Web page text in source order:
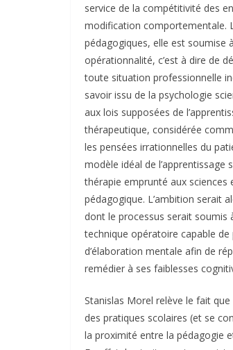
service de la compétitivité des
modification comportementale.
pédagogiques, elle est soumise
opérationnalité, c’est à dire de
toute situation professionnelle
savoir issu de la psychologie
aux lois supposées de
thérapeutique, considérée
les pensées irrationnelles du
modèle idéal de l’apprentissage
thérapie emprunté aux
pédagogique. L’ambition serait
dont le processus serait soumis
technique opératoire capable
d’élaboration mentale afin de
remédier à ses faiblesses
Stanislas Morel relève le fait
des pratiques scolaires (et se
la proximité entre la pédagogie